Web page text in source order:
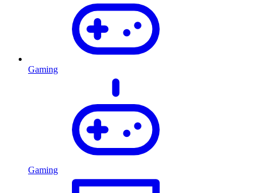
Gaming
Gaming